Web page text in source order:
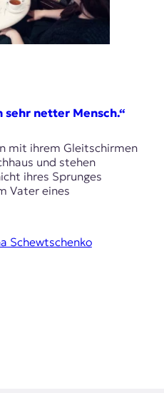
sehr netter Mensch.“
mit ihrem Gleitschirmen
und stehen
ihres Sprunges
Vater eines
Schewtschenko